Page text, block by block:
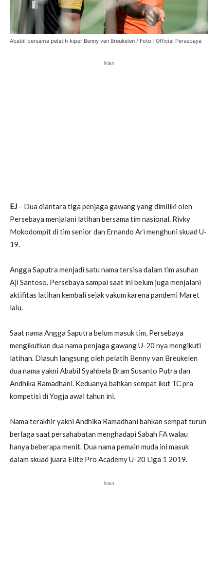
Ababil bersama pelatih kiper Benny van Breukelen / Foto : Official Persebaya
Iklan
EJ – Dua diantara tiga penjaga gawang yang dimiliki oleh
Persebaya menjalani latihan bersama tim nasional. Rivky
Mokodompit di tim senior dan Ernando Ari menghuni skuad U-
19.
Angga Saputra menjadi satu nama tersisa dalam tim asuhan
Aji Santoso. Persebaya sampai saat ini belum juga menjalani
aktifitas latihan kembali sejak vakum karena pandemi Maret
lalu.
Saat nama Angga Saputra belum masuk tim, Persebaya
mengikutkan dua nama penjaga gawang U-20 nya mengikuti
latihan. Diasuh langsung oleh pelatih Benny van Breukelen
dua nama yakni Ababil Syahbela Bram Susanto Putra dan
Andhika Ramadhani. Keduanya bahkan sempat ikut TC pra
kompetisi di Yogja awal tahun ini.
Nama terakhir yakni Andhika Ramadhani bahkan sempat turun
berlaga saat persahabatan menghadapi Sabah FA walau
hanya beberapa menit. Dua nama pemain muda ini masuk
dalam skuad juara Elite Pro Academy U-20 Liga 1 2019.
Iklan